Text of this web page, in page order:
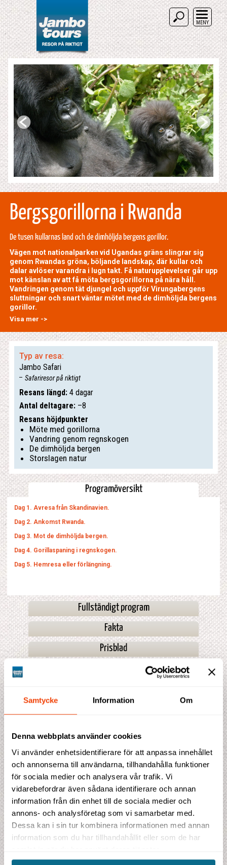
Samtycke Information Om
Denna webbplats använder cookies
Vi använder enhetsidentifierare för att anpassa innehållet
och annonserna till användarna, tillhandahålla funktioner
för sociala medier och analysera vår trafik. Vi
vidarebefordrar även sådana identifierare och annan
information från din enhet till de sociala medier och
annons- och analysföretag som vi samarbetar med.
Dessa kan i sin tur kombinera informationen med annan
information som du har tillhandahållit eller som de har
MENY
Bergsgorillorna i Rwanda
De tusen kullarnas land och de dimhöljda bergens gorillor.
Vägen mot nationalparken vid Ugandas gräns slingrar sig
genom Rwandas gröna, böljande landskap, där kullar och
dalar avlöser varandra i lugn takt. Få naturupplevelser går upp
mot känslan av att få möta bergsgorillorna på nära håll.
Vandringen genom tät djungel och uppför Virungabergens
sluttningar och snart väntar mötet med de dimhöljda bergens
gorillor.
Visa mer ->
Typ av resa:
Jambo Safari
Safariresor på riktigt
Resans längd: 4 dagar
Antal deltagare: –8
Resans höjdpunkter
Möte med gorillorna
Vandring genom regnskogen
De dimhöljda bergen
Storslagen natur
Programöversikt
Dag 1. Avresa från Skandinavien.
Dag 2. Ankomst Rwanda.
Dag 3. Mot de dimhöljda bergen.
Dag 4. Gorillaspaning i regnskogen.
Dag 5. Hemresa eller förlängning.
Fullständigt program
Fakta
Prisblad
Prisförslag
51 050 SEK
Detta ingår i priset
3 hotell/lodgenätter
3 frukostar, 2 luncher, 2 middagar
Flyg från Skandinavien i t/r i ekonomiklass
Lokal engelsktalande guide/ranger
1 gorillatillstånd 1500 USD
Flygbolagets bränsletillägg, avgifter och skatter